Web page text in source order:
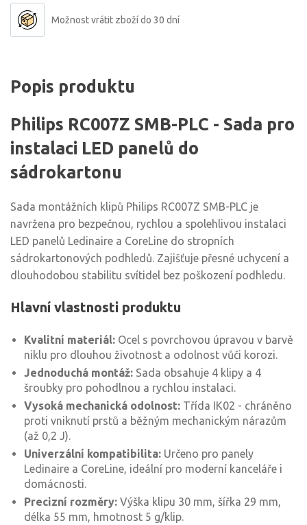
Možnost vrátit zboží do 30 dní
Popis produktu
Philips RC007Z SMB-PLC - Sada pro
instalaci LED panelů do
sádrokartonu
Sada montážních klipů Philips RC007Z SMB-PLC je
navržena pro bezpečnou, rychlou a spolehlivou instalaci
LED panelů Ledinaire a CoreLine do stropních
sádrokartonových podhledů. Zajišťuje přesné uchycení a
dlouhodobou stabilitu svítidel bez poškození podhledu.
Hlavní vlastnosti produktu
Kvalitní materiál: Ocel s povrchovou úpravou v barvě
niklu pro dlouhou životnost a odolnost vůči korozi.
Jednoduchá montáž: Sada obsahuje 4 klipy a 4
šroubky pro pohodlnou a rychlou instalaci.
Vysoká mechanická odolnost: Třída IK02 - chráněno
proti vniknutí prstů a běžným mechanickým nárazům
(až 0,2 J).
Univerzální kompatibilita: Určeno pro panely
Ledinaire a CoreLine, ideální pro moderní kanceláře i
domácnosti.
Precizní rozměry: Výška klipu 30 mm, šířka 29 mm,
délka 55 mm, hmotnost 5 g/klip.